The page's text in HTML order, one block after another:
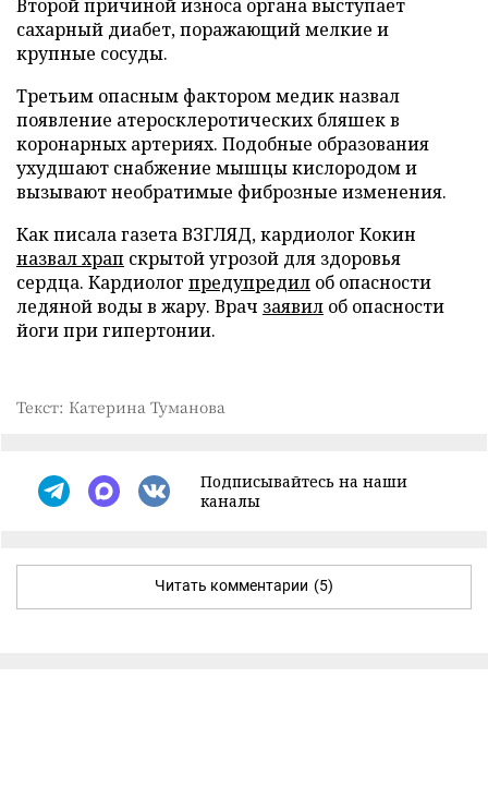
Второй причиной износа органа выступает
сахарный диабет, поражающий мелкие и
крупные сосуды.
Третьим опасным фактором медик назвал
появление атеросклеротических бляшек в
коронарных артериях. Подобные образования
ухудшают снабжение мышцы кислородом и
вызывают необратимые фиброзные изменения.
Как писала газета ВЗГЛЯД, кардиолог Кокин
назвал храп скрытой угрозой для здоровья
сердца. Кардиолог предупредил об опасности
ледяной воды в жару. Врач заявил об опасности
йоги при гипертонии.
Текст: Катерина Туманова
Подписывайтесь на наши
каналы
Читать комментарии (5)